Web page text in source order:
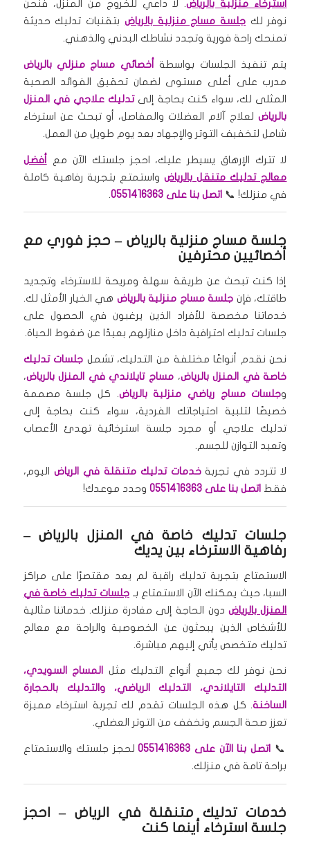
استرخاء منزلية بالرياض. لا داعي للخروج من المنزل، فنحن
نوفر لكجلسة مساج منزلية بالرياض بتقنيات تدليك حديثة
تمنحك راحة فورية وتجدد نشاطك البدني والذهني.
يتم تنفيذ الجلسات بواسطة
أخصائي مساج منزلي بالرياض
مدرب على أعلى مستوى لضمان تحقيق الفوائد الصحية
المثلى لك، سواء كنت بحاجة إلىتدليك علاجي في المنزل
بالرياضلعلاج آلام العضلات والمفاصل، أو تبحث عن استرخاء
شامل لتخفيف التوتر والإجهاد بعد يوم طويل من العمل.
لا تترك الإرهاق يسيطر عليك، احجز جلستك الآن مع أفضل
معالج تدليك متنقل بالرياضواستمتع بتجربة رفاهية كاملة
في منزلك! 📞 اتصل بنا على 0551416363 .
جلسة مساج منزلية بالرياض – حجز فوري مع
أخصائيين محترفين
إذا كنت تبحث عن طريقة سهلة ومريحة للاسترخاء وتجديد
طاقتك، فإن جلسة مساج منزلية بالرياض هي الخيار الأمثل لك.
خدماتنا مخصصة للأفراد الذين يرغبون في الحصول على
جلسات تدليك احترافية داخل منازلهم بعيدًا عن ضغوط الحياة.
نحن نقدم أنواعًا مختلفة من التدليك، تشمل جلسات تدليك
خاصة في المنزل بالرياض، مساج تايلاندي في المنزل بالرياض،
وجلسات مساج رياضي منزلية بالرياض. كل جلسة مصممة
خصيصًا لتلبية احتياجاتك الفردية، سواء كنت بحاجة إلى
تدليك علاجي أو مجرد جلسة استرخائية تهدئ الأعصاب
وتعيد التوازن للجسم.
لا تتردد في تجربةخدمات تدليك متنقلة في الرياض اليوم،
فقط اتصل بنا على 0551416363 وحدد موعدك!
جلسات تدليك خاصة في المنزل بالرياض–
رفاهية الاسترخاء بين يديك
الاستمتاع بتجربة تدليك راقية لم يعد مقتصرًا على مراكز
السبا، حيث يمكنك الآن الاستمتاع بـجلسات تدليك خاصة في
المنزل بالرياضدون الحاجة إلى مغادرة منزلك. خدماتنا مثالية
للأشخاص الذين يبحثون عن الخصوصية والراحة مع معالج
تدليك متخصص يأتي إليهم مباشرة.
نحن نوفر لك جميع أنواع التدليك مثل
المساج السويدي،
التدليك التايلاندي، التدليك الرياضي، والتدليك بالحجارة
الساخنة. كل هذه الجلسات تقدم لك تجربة استرخاء مميزة
تعزز صحة الجسم وتخفف من التوتر العضلي.
📞 اتصل بنا الآن على 0551416363
لحجز جلستك والاستمتاع
براحة تامة في منزلك.
خدمات تدليك متنقلة في الرياض – احجز
جلسة استرخاء أينما كنت